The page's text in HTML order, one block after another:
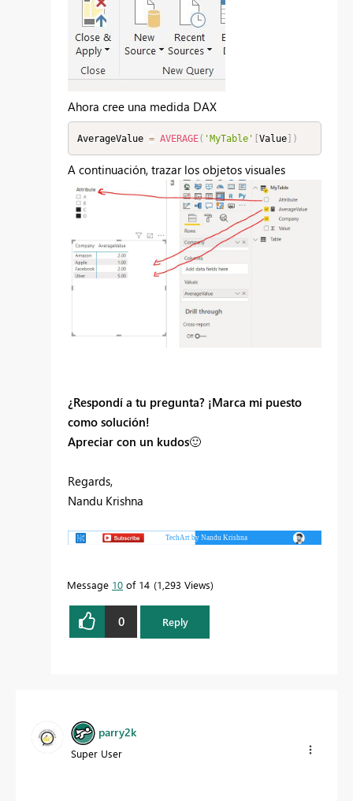
Ahora cree una medida DAX
AverageValue = AVERAGE( 'MyTable' Value] )
A continuación, trazar los objetos visuales
¿Respondí a tu pregunta? ¡Marca mi puesto
como solución!
Apreciar con un kudos🙂
Regards,
Nandu Krishna
Message 10 of 14 1,293 Views
0 Reply
parry2k
Super User